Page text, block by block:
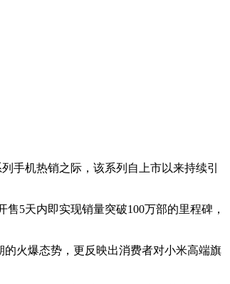
手机热销之际，该系列自上市以来持续引
5天内即实现销量突破100万部的里程碑，
的火爆态势，更反映出消费者对小米高端旗